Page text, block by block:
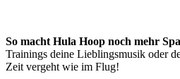
So macht Hula Hoop noch mehr
Trainings deine Lieblingsmusik oder
Zeit vergeht wie im Flug!